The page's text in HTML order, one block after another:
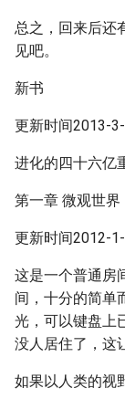
总之，回来后还
见吧。
新书
更新时间2013-
进化的四十六亿
第一章 微观世界
更新时间2012-
这是一个普通房
间，十分的简单
光，可以键盘上
没人居住了，这
如果以人类的视